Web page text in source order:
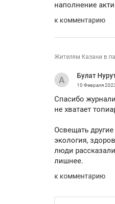
наполнение
к комментарию
Жителям Казани в
Булат
10 Февраля
Спасибо
не хватает
Освещать
экология,
люди
лишнее.
к комментарию